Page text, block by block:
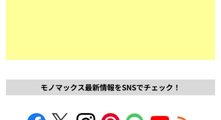
モノマックス最新情報をSNSでチェック！